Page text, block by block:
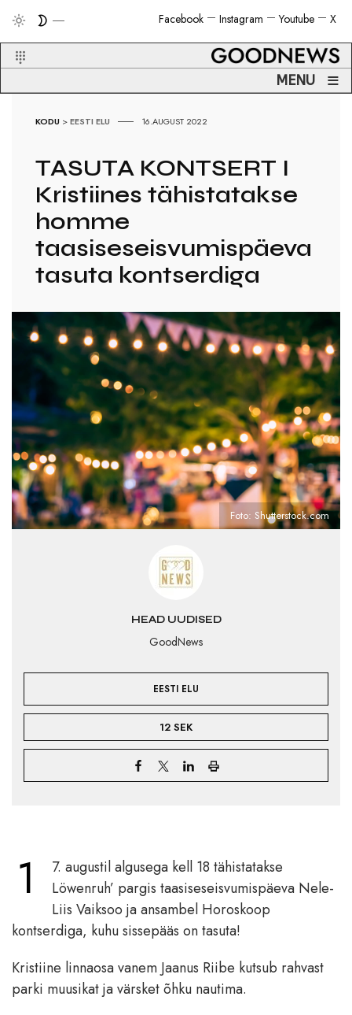
X
Youtube
Instagram
Facebook
MENU ≡
KODU >EESTI ELU 16.AUGUST 2022
TASUTA KONTSERT I
Kristiines tähistatakse
homme
taasiseseisvumispäeva
tasuta kontserdiga
HEAD UUDISED
GoodNews
EESTI ELU
12 SEK
Foto: Shutterstock.com
1
7. augustil algusega kell 18 tähistatakse
Löwenruh’ pargis taasiseseisvumispäeva Nele-
Liis Vaiksoo ja ansambel Horoskoop
kontserdiga, kuhu sissepääs on tasuta!
Kristiine linnaosa vanem Jaanus Riibe kutsub rahvast
parki muusikat ja värsket õhku nautima.